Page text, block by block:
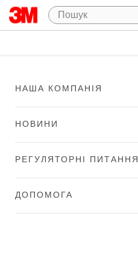
НАША КОМПАНІЯ
НОВИНИ
РЕГУЛЯТОРНІ ПИТАННЯ
ДОПОМОГА